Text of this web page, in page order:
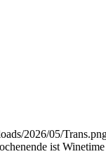
2026/05/
ist